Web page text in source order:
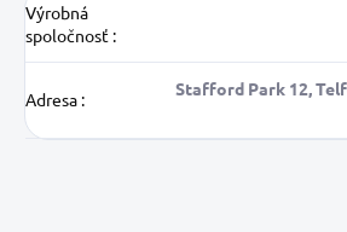
Výrobná
spoločnosť :
Adresa :
Stafford Park 12,